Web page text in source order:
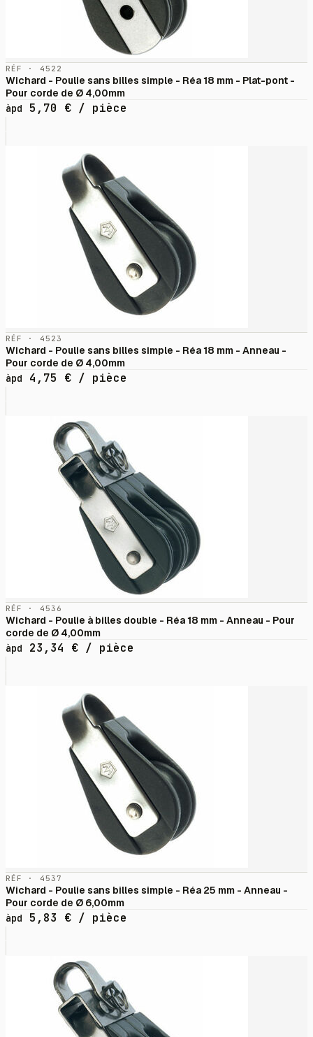
RÉF · 4522
Wichard - Poulie sans billes simple - Réa 18 mm - Plat-pont -
Pour corde de Ø 4,00mm
àpd
5,70 € / pièce
RÉF · 4523
Wichard - Poulie sans billes simple - Réa 18 mm - Anneau -
Pour corde de Ø 4,00mm
àpd
4,75 € / pièce
RÉF · 4536
Wichard - Poulie à billes double - Réa 18 mm - Anneau - Pour
corde de Ø 4,00mm
àpd
23,34 € / pièce
RÉF · 4537
Wichard - Poulie sans billes simple - Réa 25 mm - Anneau -
Pour corde de Ø 6,00mm
àpd
5,83 € / pièce